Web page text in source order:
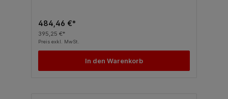
484,46 €*
395,25 €*
Preis exkl. MwSt.
In den Warenkorb